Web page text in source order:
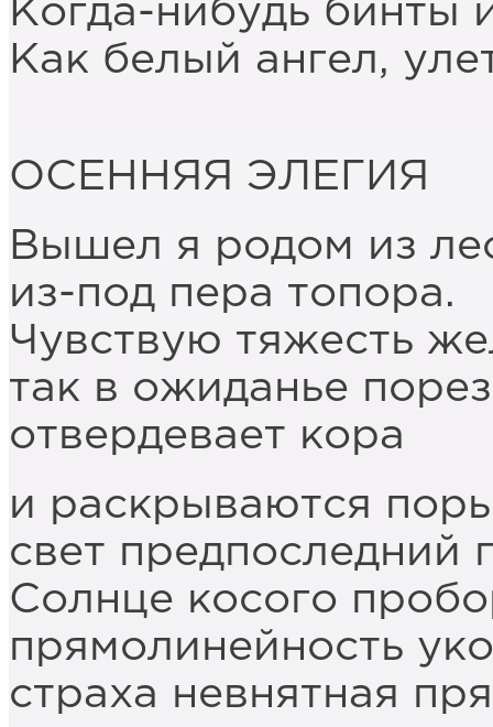
Когда-нибудь бинты
Как белый ангел,
ОСЕННЯЯ ЭЛЕГИЯ
Вышел я родом из
из-под пера топора.
Чувствую тяжесть
так в ожиданье
отвердевает кора
и раскрываются
свет предпоследний
Солнце косого
прямолинейность
страха невнятная